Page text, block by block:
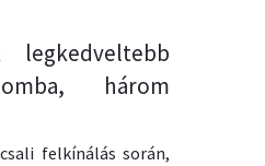
három
felkínálás során,